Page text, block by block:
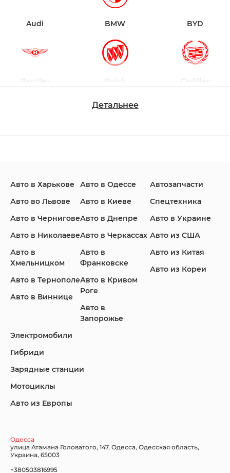
Audi BMW BYD
Bentley Buick Cadillac
Infiniti Jaguar Jeep
Land Rover
Lincoln
Детальнее
Авто в Харькове
Авто во Львове
Авто в Чернигове
Авто в Николаеве
Авто в
Хмельницком
Авто в Тернополе
Авто в Виннице
Авто в Одессе
Авто в Киеве
Авто в Днепре
Авто в Черкассах
Авто в
Франковске
Авто в Кривом
Роге
Авто в
Запорожье
Автозапчасти
Спецтехника
Авто в Украине
Авто из США
Авто из Китая
Авто из Кореи
Электромобили
Гибриди
Зарядные станции
Мотоциклы
Авто из Европы
Одесса
улица Атамана Головатого, 147, Одесса, Одесская область,
Украина, 65003
+380503816995